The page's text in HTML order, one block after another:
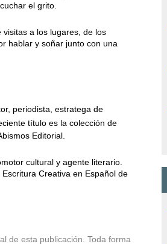
el grito.
a los lugares, de los
hablar y soñar junto con una
periodista, estratega de
título es la colección de
Editorial.
cultural y agente literario.
Creativa en Español de
de esta publicación. Toda forma